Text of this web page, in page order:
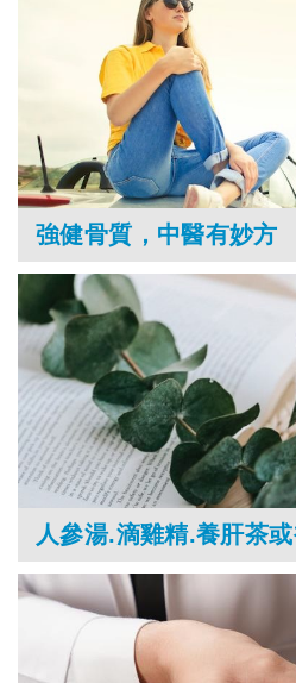
強健骨質，中醫有妙方